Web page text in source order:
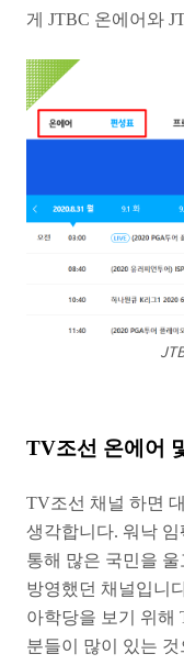
게 JTBC 온에어와
TV조선 온에어
TV조선 채널 하면
생각합니다. 워낙
통해 많은 국민을
방영했던 채널입니
아학당을 보기 위해
분들이 많이 있는